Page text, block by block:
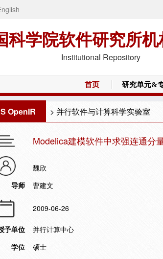
科学院软件研究所
Institutional Repository
首页 研究单元&
OpenIR > 并行软件与计算科学实验室
Modelica建模软件中求强连通分
魏欣
导师
曹建文
2009-06-26
予单位
并行计算中心
学位
硕士